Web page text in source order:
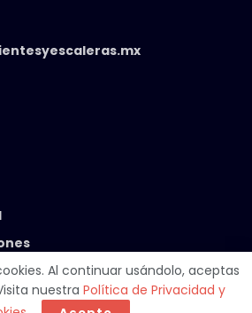
y Escaleras. Powered by
Al continuar usándolo, aceptas
nuestra Política de Privacidad y